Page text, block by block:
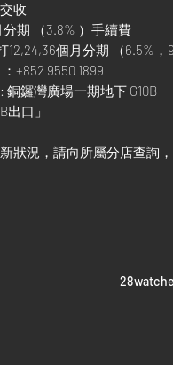
收
分期 （3.8% ）手續費
12,24,36個月分期 （6.5%，
+852 9550 1899
銅鑼灣廣場一期地下 G10B
出口」
新狀況，請向所屬分店查詢